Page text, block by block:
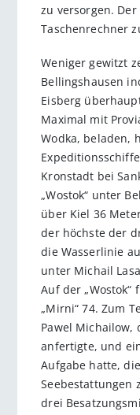
zu versorgen.
Taschenrechner
Weniger gewitzt
Bellingshausen
Eisberg
Maximal mit
Wodka, beladen,
Kronstadt bei
„Wostok“ unter
über Kiel 36
der höchste der
die Wasserlinie
unter Michail
Auf der
„Mirni“ 74. Zum
Pawel Michailow,
anfertigte, und
Aufgabe hatte,
Seebestattungen
drei